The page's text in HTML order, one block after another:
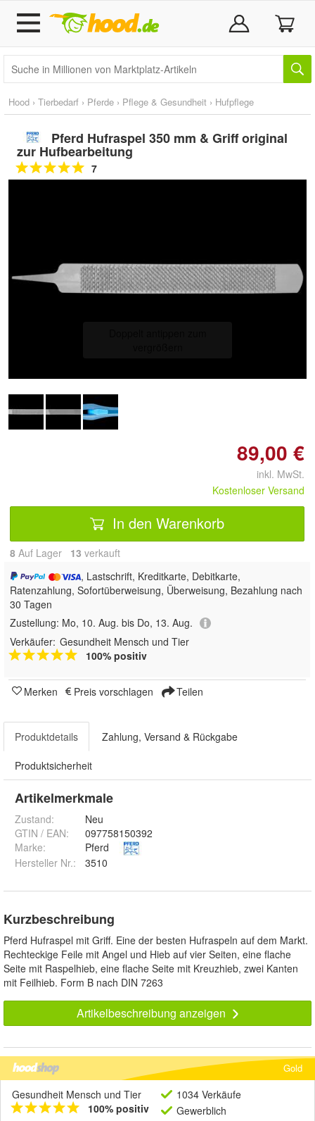
Hood › Tierbedarf › Pferde › Pflege & Gesundheit › Hufpflege
Pferd Hufraspel 350 mm & Griff original
zur Hufbearbeitung
7
89,00 €
inkl. MwSt.
Kostenloser Versand
In den Warenkorb
8 Auf Lager 13 verkauft
, Lastschrift, Kreditkarte, Debitkarte,
Ratenzahlung, Sofortüberweisung, Überweisung, Bezahlung nach
30 Tagen
Zustellung: Mo, 10. Aug. bis Do, 13. Aug.
Verkäufer: Gesundheit Mensch und Tier
100% positiv
Merken Preis vorschlagen Teilen
Produktdetails Zahlung, Versand & Rückgabe
Produktsicherheit
Artikelmerkmale
Zustand:
Neu
GTIN / EAN:
097758150392
Marke:
Pferd
Hersteller Nr.:
3510
Kurzbeschreibung
Pferd Hufraspel mit Griff. Eine der besten Hufraspeln auf dem Markt.
Rechteckige Feile mit Angel und Hieb auf vier Seiten, eine flache
Seite mit Raspelhieb, eine flache Seite mit Kreuzhieb, zwei Kanten
mit Feilhieb. Form B nach DIN 7263
Artikelbeschreibung anzeigen
Gold
Gesundheit Mensch und Tier
100% positiv
1034 Verkäufe
Gewerblich